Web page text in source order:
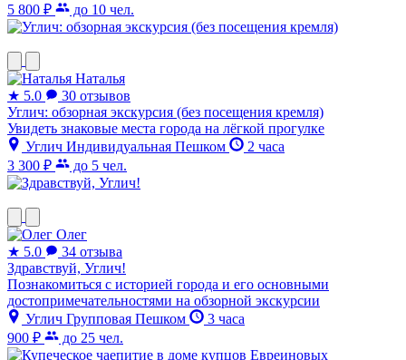
5 800 ₽
до 10 чел.
Наталья
★ 5.0
30 отзывов
Углич: обзорная экскурсия (без посещения кремля)
Увидеть знаковые места города на лёгкой прогулке
Углич Индивидуальная Пешком
2 часа
3 300 ₽
до 5 чел.
Олег
★ 5.0
34 отзыва
Здравствуй, Углич!
Познакомиться с историей города и его основными
достопримечательностями на обзорной экскурсии
Углич Групповая Пешком
3 часа
900 ₽
до 25 чел.